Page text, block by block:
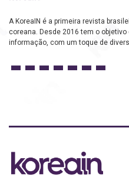
A KoreaIN é a primeira revista
coreana. Desde 2016 tem o
informação, com um toque de